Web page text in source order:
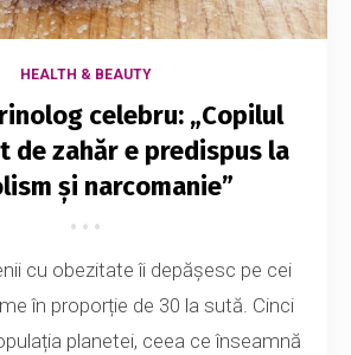
HEALTH & BEAUTY
celebru: „Copilul
de zahăr e predispus la
și narcomanie”
cu obezitate îi depășesc pe cei
în proporție de 30 la sută. Cinci
planetei, ceea ce înseamnă